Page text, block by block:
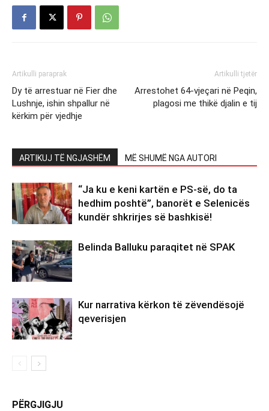
Artikulli paraprak
Dy të arrestuar në Fier dhe
Lushnje, ishin shpallur në
kërkim për vjedhje
Artikulli tjetër
Arrestohet 64-vjeçari në Peqin,
plagosi me thikë djalin e tij
ARTIKUJ TË NGJASHËM MË SHUMË NGA AUTORI
“Ja ku e keni kartën e PS-së, do ta
hedhim poshtë”, banorët e Selenicës
kundër shkrirjes së bashkisë!
Belinda Balluku paraqitet në SPAK
Kur narrativa kërkon të zëvendësojë
qeverisjen
PËRGJIGJU